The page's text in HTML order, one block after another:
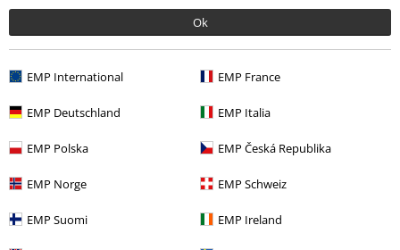
Ok
EMP International EMP France
EMP Deutschland EMP Italia
EMP Polska EMP Česká Republika
EMP Norge EMP Schweiz
EMP Suomi EMP Ireland
Obsługa Klienta
FAQ